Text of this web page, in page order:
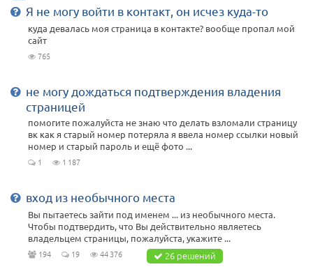
Я не могу войти в контакт, он исчез куда-то
куда девалась моя страница в контакте? вообще пропал мой
сайт
765
не могу дождаться подтверждения владения
страницей
помогите пожалуйста не знаю что делать взломали страницу
вк как я старый номер потеряла я ввела номер ссылки новый
номер и старый пароль и ещё фото ...
1 1 187
вход из необычного места
Вы пытаетесь зайти под именем ... из необычного места.
Чтобы подтвердить, что Вы действительно являетесь
владельцем страницы, пожалуйста, укажите ...
194 19 44 376 26 решений